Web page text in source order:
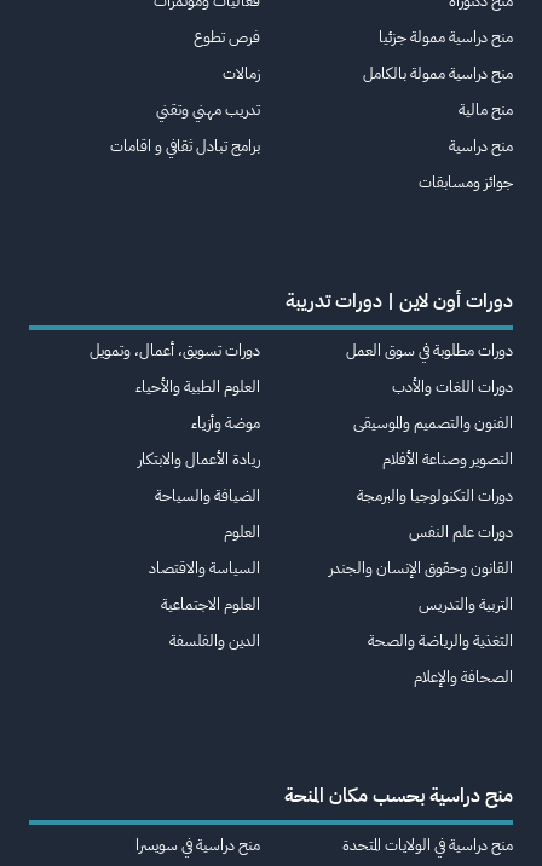
منح دراسية ممولة جزئيا
منح دراسية ممولة بالكامل
منح مالية
منح دراسية
جوائز ومسابقات
فرص تطوع
زمالات
تدريب مهني وتقني
برامج تبادل ثقافي و اقامات
دورات أون لاين | دورات تدريبة
دورات مطلوبة في سوق العمل
دورات اللغات والأدب
الفنون والتصميم والموسيقى
التصوير وصناعة الأفلام
دورات التكنولوجيا والبرمجة
دورات علم النفس
القانون وحقوق الإنسان والجندر
التربية والتدريس
التغذية والرياضة والصحة
الصحافة والإعلام
دورات تسويق، أعمال، وتمويل
العلوم الطبية والأحياء
موضة وأزياء
ريادة الأعمال والابتكار
الضيافة والسياحة
العلوم
السياسة والاقتصاد
العلوم الاجتماعية
الدين والفلسفة
منح دراسية بحسب مكان المنحة
منح دراسية في الولايات المتحدة
منح دراسية في سويسرا